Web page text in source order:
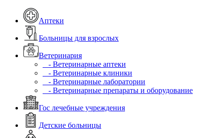
Аптеки
Больницы для взрослых
Ветеринария
- Ветеринарные аптеки
- Ветеринарные клиники
- Ветеринарные лаборатории
- Ветеринарные препараты и оборудование
Гос лечебные учреждения
Детские больницы